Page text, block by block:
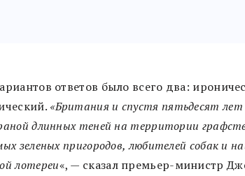
ответов было всего два:
«Британия и спустя пятьдесят
длинных теней на территории
зеленых пригородов, любителей собак и
лотереи«, — сказал премьер-министр